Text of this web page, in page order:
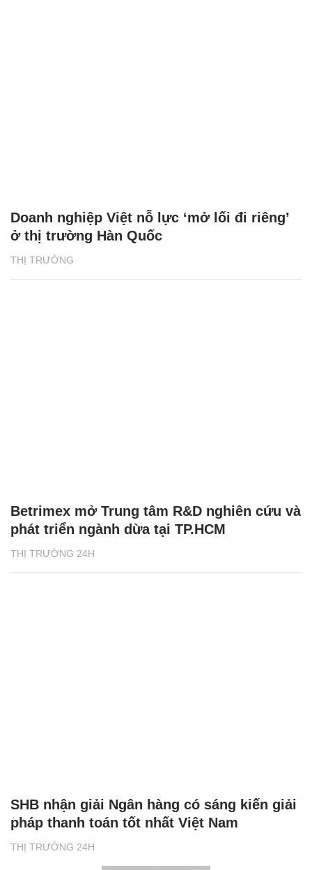
THỊ TRƯỜNG
Doanh nghiệp Việt nỗ lực ‘mở lối đi riêng’
ở thị trường Hàn Quốc
THỊ TRƯỜNG 24H
Betrimex mở Trung tâm R&D nghiên cứu và
phát triển ngành dừa tại TP.HCM
THỊ TRƯỜNG 24H
SHB nhận giải Ngân hàng có sáng kiến giải
pháp thanh toán tốt nhất Việt Nam